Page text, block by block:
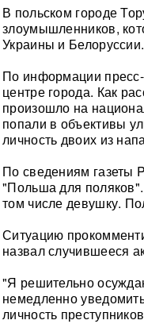
В польском городе
злоумышленников,
Украины и Белоруссии.
По информации пресс-
центре города. Как
произошло на
попали в объективы
личность двоих из
По сведениям газеты
"Польша для
том числе девушку.
Ситуацию
назвал случившееся
"Я решительно
немедленно
личность